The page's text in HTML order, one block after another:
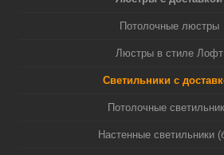
Потолочные люстры
Люстры в стиле Лофт
Светильники с
Потолочные
Настенные светильники